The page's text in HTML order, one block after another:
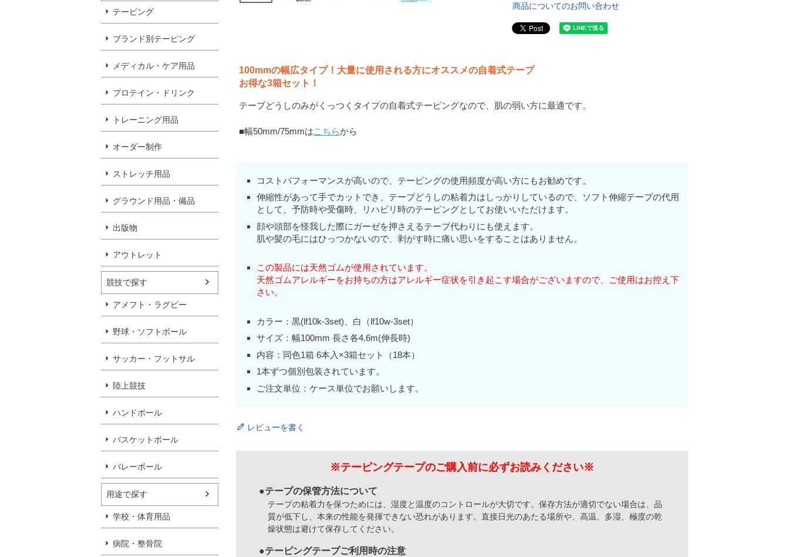
テーピング
ブランド別テーピング
メディカル・ケア用品
プロテイン・ドリンク
トレーニング用品
オーダー制作
ストレッチ用品
グラウンド用品・備品
出版物
アウトレット
競技で探す
アメフト・ラグビー
野球・ソフトボール
サッカー・フットサル
陸上競技
ハンドボール
バスケットボール
バレーボール
用途で探す
学校・体育用品
病院・整骨院
商品についてのお問い合わせ
100mmの幅広タイプ！大量に使用される方にオススメの自着式テープ
お得な3箱セット！
テープどうしのみがくっつくタイプの自着式テーピングなので、肌の弱い方に最適です。
■幅50mm/75mmはこちらから
コストパフォーマンスが高いので、テーピングの使用頻度が高い方にもお勧めです。
伸縮性があって手でカットでき、テープどうしの粘着力はしっかりしているので、ソフト伸縮テープの代用
として、予防時や受傷時、リハビリ時のテーピングとしてお使いいただけます。
顔や頭部を怪我した際にガーゼを押さえるテープ代わりにも使えます。
肌や髪の毛にはひっつかないので、剥がす時に痛い思いをすることはありません。
この製品には天然ゴムが使用されています。
天然ゴムアレルギーをお持ちの方はアレルギー症状を引き起こす場合がございますので、ご使用はお控え下
さい。
カラー：黒(lf10k-3set)、白（lf10w-3set）
サイズ：幅100mm 長さ各4.6m(伸長時)
内容：同色1箱 6本入×3箱セット（18本）
1本ずつ個別包装されています。
ご注文単位：ケース単位でお願いします。
レビューを書く
※テーピングテープのご購入前に必ずお読みください※
●テープの保管方法について
テープの粘着力を保つためには、湿度と温度のコントロールが大切です。保存方法が適切でない場合は、品
質が低下し、本来の性能を発揮できない恐れがあります。直接日光のあたる場所や、高温、多湿、極度の乾
燥状態は避けて保存してください。
●テーピングテープご利用時の注意